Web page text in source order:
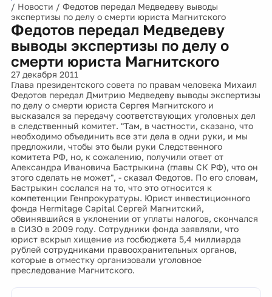
/ Новости / Федотов передал Медведеву выводы
экспертизы по делу о смерти юриста Магнитского
Федотов передал Медведеву
выводы экспертизы по делу о
смерти юриста Магнитского
27 декабря 2011
Глава президентского совета по правам человека Михаил
Федотов передал Дмитрию Медведеву выводы экспертизы
по делу о смерти юриста Сергея Магнитского и
высказался за передачу соответствующих уголовных дел
в следственный комитет. "Там, в частности, сказано, что
необходимо объединить все эти дела в одни руки, и мы
предложили, чтобы это были руки Следственного
комитета РФ, но, к сожалению, получили ответ от
Александра Ивановича Бастрыкина (главы СК РФ), что он
этого сделать не может", - сказал Федотов. По его словам,
Бастрыкин сослался на то, что это относится к
компетенции Генпрокуратуры. Юрист инвестиционного
фонда Hermitage Capital Сергей Магнитский,
обвинявшийся в уклонении от уплаты налогов, скончался
в СИЗО в 2009 году. Сотрудники фонда заявляли, что
юрист вскрыл хищение из госбюджета 5,4 миллиарда
рублей сотрудниками правоохранительных органов,
которые в отместку организовали уголовное
преследование Магнитского.